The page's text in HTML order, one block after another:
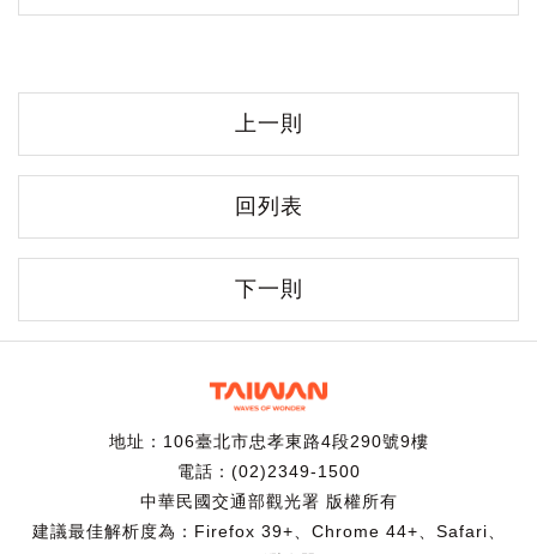
上一則
回列表
下一則
地址：106臺北市忠孝東路4段290號9樓
電話：(02)2349-1500
中華民國交通部觀光署 版權所有
建議最佳解析度為：Firefox 39+、Chrome 44+、Safari、